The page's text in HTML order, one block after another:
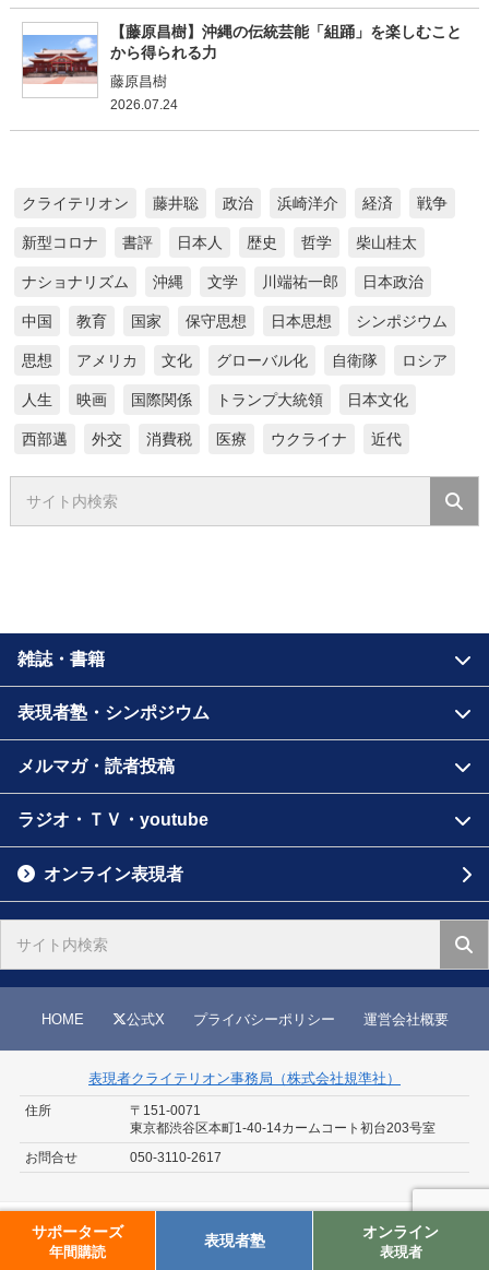
【藤原昌樹】沖縄の伝統芸能「組踊」を楽しむこと
から得られる力
藤原昌樹
2026.07.24
クライテリオン 藤井聡 政治 浜崎洋介 経済 戦争
新型コロナ 書評 日本人 歴史 哲学 柴山桂太
ナショナリズム 沖縄 文学 川端祐一郎 日本政治
中国 教育 国家 保守思想 日本思想 シンポジウム
思想 アメリカ 文化 グローバル化 自衛隊 ロシア
人生 映画 国際関係 トランプ大統領 日本文化
西部邁 外交 消費税 医療 ウクライナ 近代
雑誌・書籍
表現者塾・シンポジウム
メルマガ・読者投稿
ラジオ・ＴＶ・youtube
オンライン表現者
HOME 公式X プライバシーポリシー 運営会社概要
表現者クライテリオン事務局（株式会社規準社）
住所
〒151-0071
東京都渋谷区本町1-40-14カームコート初台203号室
お問合せ
050-3110-2617
表現者クライテリオン事務局
info@the-criterion.jp
サポーターズ
年間購読
表現者塾 オンライン
表現者